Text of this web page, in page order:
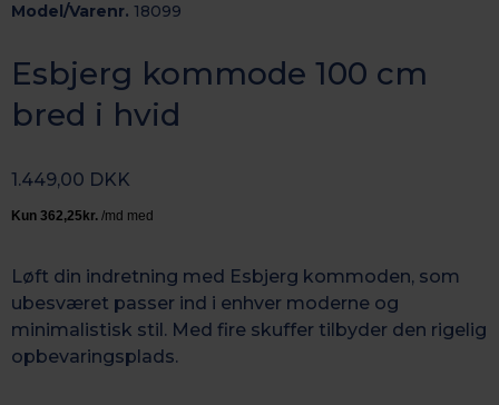
Model/Varenr. 18099
Esbjerg kommode 100 cm
bred i hvid
1.449,00 DKK
Løft din indretning med Esbjerg kommoden, som
ubesværet passer ind i enhver moderne og
minimalistisk stil. Med fire skuffer tilbyder den rigelig
opbevaringsplads.